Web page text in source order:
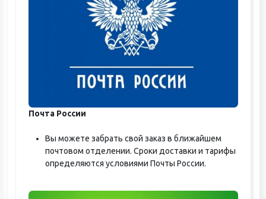
Почта России
Вы можете забрать свой заказ в ближайшем
почтовом отделении. Сроки доставки и тарифы
определяются условиями Почты России.